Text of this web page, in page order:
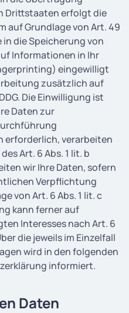
Drittstaaten erfolgt die
auf Grundlage von Art. 49
in die Speicherung von
Informationen in Ihr
eingewilligt
zusätzlich auf
Die Einwilligung ist
Daten zur
erforderlich, verarbeiten
Art. 6 Abs. 1 lit. b
wir Ihre Daten, sofern
Verpflichtung
von Art. 6 Abs. 1 lit. c
kann ferner auf
Interesses nach Art. 6
die jeweils im Einzelfall
wird in den folgenden
informiert.
Daten